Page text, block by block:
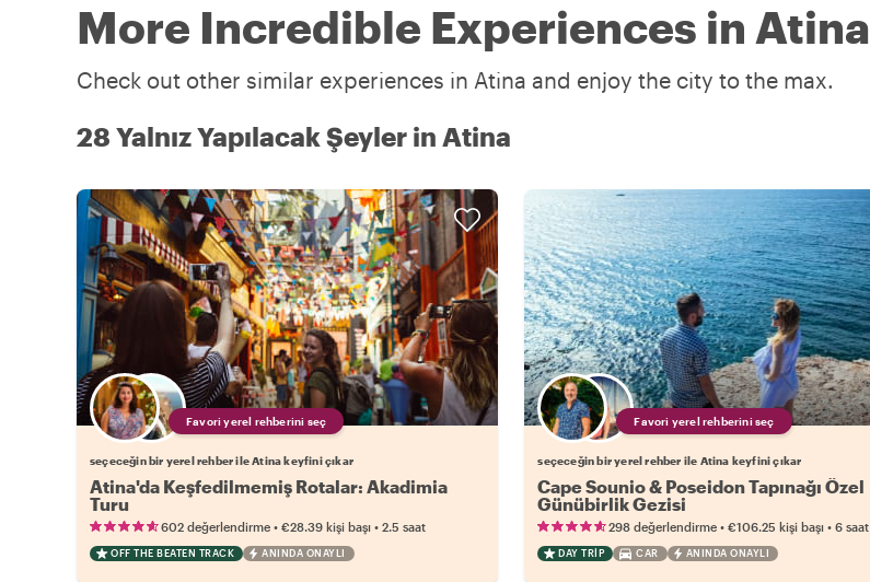
More Incredible Experiences in Atina
Check out other similar experiences in Atina and enjoy the city to the max.
28 Yalnız Yapılacak Şeyler in Atina
Favori yerel rehberini seç
seçeceğin bir yerel rehber ile Atina keyfini çıkar
Atina'da Keşfedilmemiş Rotalar: Akadimia
Turu
602 değerlendirme • €28.39 kişi başı • 2.5 saat
OFF THE BEATEN TRACK ANINDA ONAYLI
Favori yerel rehberini seç
seçeceğin bir yerel rehber ile Atina keyfini çıkar
Cape Sounio & Poseidon Tapınağı Özel
Günübirlik Gezisi
298 değerlendirme •€106.25 kişi başı •6 saat
DAY TRIP CAR ANINDA ONAYLI